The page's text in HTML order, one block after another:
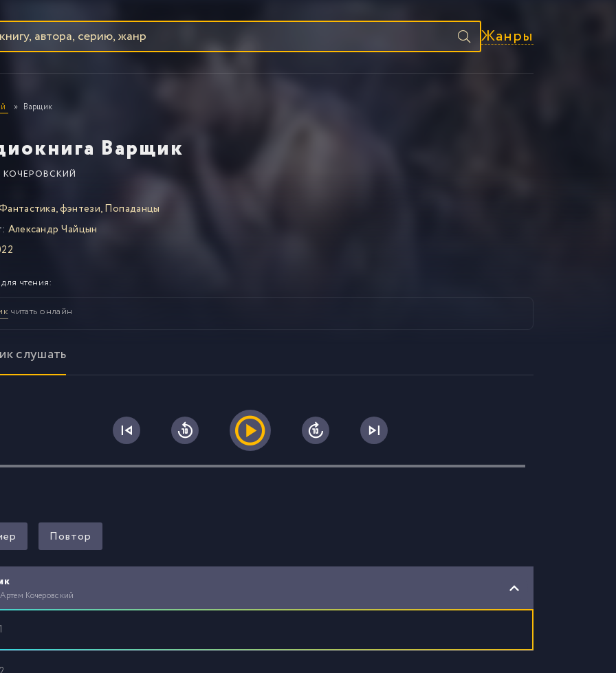
Жанры
Варщик
Варщик
КОЧЕРОВСКИЙ
фэнтези,Попаданцы
Александр Чайцын
чтения:
читать онлайн
слушать
Повтор
Кочеровский